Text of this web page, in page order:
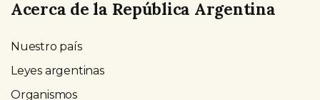
Acerca de la República Argentina
Nuestro país
Leyes argentinas
Organismos